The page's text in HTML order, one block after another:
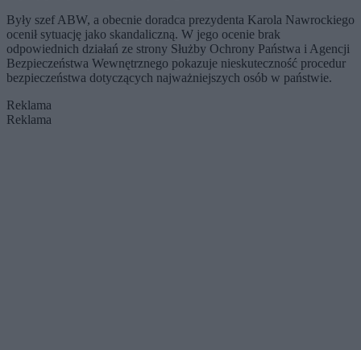
Były szef ABW, a obecnie doradca prezydenta Karola Nawrockiego
ocenił sytuację jako skandaliczną. W jego ocenie brak
odpowiednich działań ze strony Służby Ochrony Państwa i Agencji
Bezpieczeństwa Wewnętrznego pokazuje nieskuteczność procedur
bezpieczeństwa dotyczących najważniejszych osób w państwie.
Reklama
Reklama